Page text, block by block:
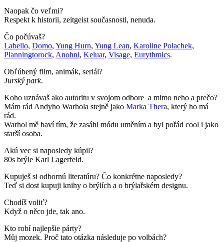
Naopak čo veľmi?
Respekt k historii, zeitgeist současnosti, nenuda.
Čo počúvaš?
Labello, Domo, Yung Hurn, Yung Lean, Karoline Polachek,
Planningtorock, Anohni, Keluar, Visage, Eurythmics.
Obľúbený film, animák, seriál?
Jurský park.
Koho uznávaš ako autoritu v svojom odbore a mimo neho a prečo?
Mám rád Andyho Warhola stejně jako Marka Thera, který ho má
rád.
Warhol mě baví tím, že zasáhl módu uměním a byl pořád cool i jako
starší osoba.
Akú vec si naposledy kúpil?
80s brýle Karl Lagerfeld.
Kupuješ si odbornú literatúru? Čo konkrétne naposledy?
Teď si dost kupuji knihy o brýlích a o brýlařském designu.
Chodíš voliť?
Když o něco jde, tak ano.
Kto robí najlepšie párty?
Můj mozek. Proč tato otázka následuje po volbách?